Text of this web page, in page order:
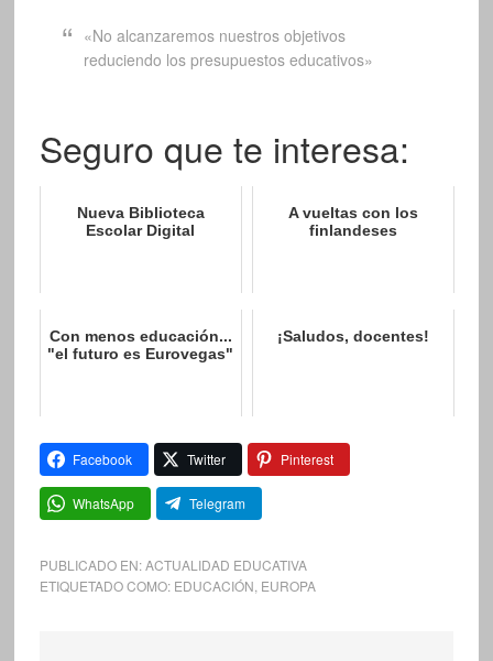
«No alcanzaremos nuestros objetivos
reduciendo los presupuestos educativos»
Seguro que te interesa:
Nueva Biblioteca
Escolar Digital
A vueltas con los
finlandeses
Con menos educación...
"el futuro es Eurovegas"
¡Saludos, docentes!
Facebook Twitter Pinterest
WhatsApp Telegram
PUBLICADO EN:ACTUALIDAD EDUCATIVA
ETIQUETADO COMO: EDUCACIÓN EUROPA